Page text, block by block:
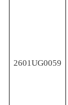
2601UG0059